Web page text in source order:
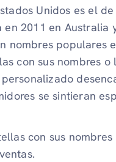
Unidos es el
2011 en Australia
nombres populares
con sus nombres o
se sintieran
con sus nombres